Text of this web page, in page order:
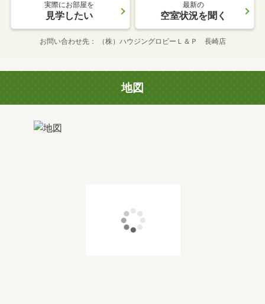
実際にお部屋を
見学したい
最新の
空室状況を聞く
お問い合わせ先 （株）ハウジングロビーＬ＆Ｐ 長崎店
地図